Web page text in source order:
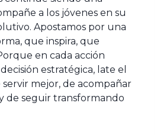
a los jóvenes en su
Apostamos por una
que inspira, que
en cada acción
estratégica, late el
mejor, de acompañar
de seguir transformando